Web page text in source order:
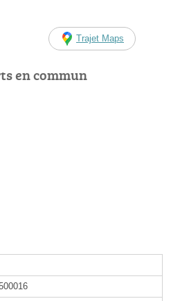
Trajet Maps
en commun